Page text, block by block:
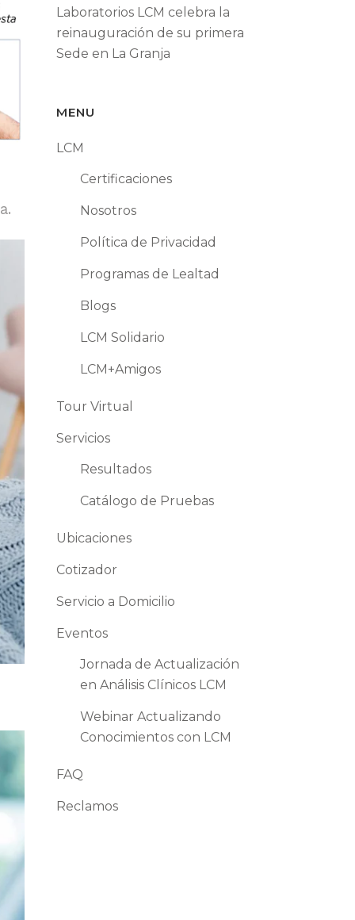
Laboratorios LCM celebra la
reinauguración de su primera
Sede en La Granja
MENU
LCM
Certificaciones
Nosotros
Política de Privacidad
Programas de Lealtad
Blogs
LCM Solidario
LCM+Amigos
Tour Virtual
Servicios
Resultados
Catálogo de Pruebas
Ubicaciones
Cotizador
Servicio a Domicilio
Eventos
Jornada de Actualización
en Análisis Clínicos LCM
Webinar Actualizando
Conocimientos con LCM
FAQ
Reclamos